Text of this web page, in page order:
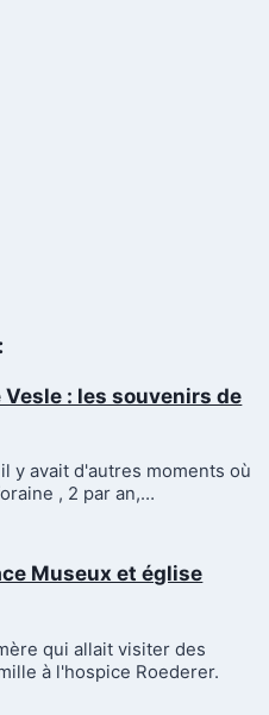
Vesle : les souvenirs de
y avait d'autres moments où
, 2 par an,…
Museux et église
qui allait visiter des
à l'hospice Roederer.